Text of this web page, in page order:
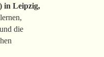
in Leipzig,
die